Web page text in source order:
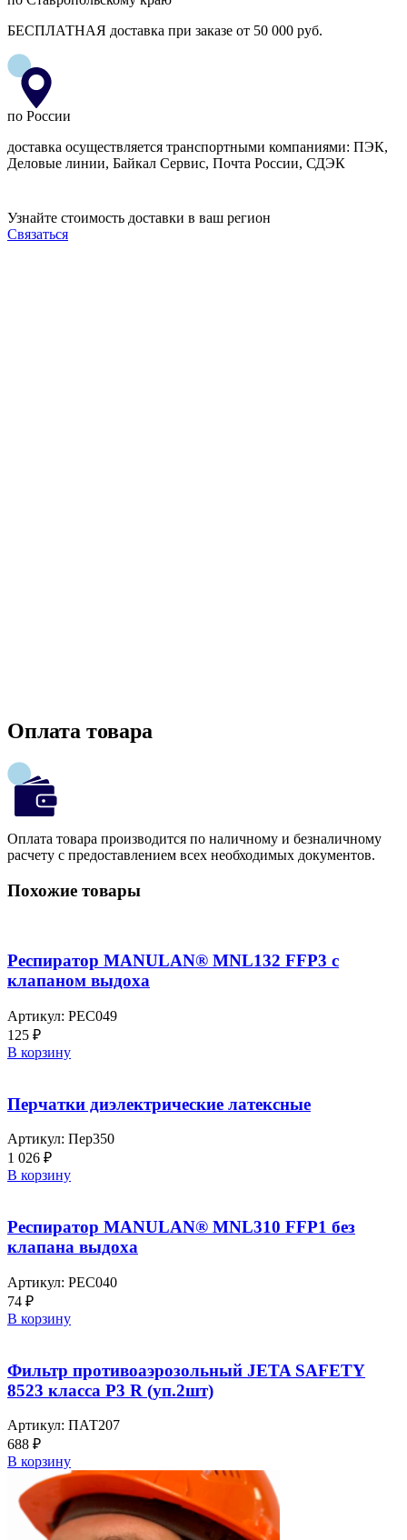
БЕСПЛАТНАЯ доставка при заказе от 50 000 руб.
по России
доставка осуществляется транспортными компаниями: ПЭК,
Деловые линии, Байкал Сервис, Почта России, СДЭК
Узнайте стоимость доставки в ваш регион
Связаться
Оплата товара
Оплата товара производится по наличному и безналичному
расчету с предоставлением всех необходимых документов.
Похожие товары
Респиратор MANULAN® MNL132 FFP3 c
клапаном выдоха
Артикул: РЕС049
125 ₽
В корзину
Перчатки диэлектрические латексные
Артикул: Пер350
1 026 ₽
В корзину
Респиратор MANULAN® MNL310 FFP1 без
клапана выдоха
Артикул: РЕС040
74 ₽
В корзину
Фильтр противоаэрозольный JETA SAFETY
8523 класса P3 R (уп.2шт)
Артикул: ПАТ207
688 ₽
В корзину